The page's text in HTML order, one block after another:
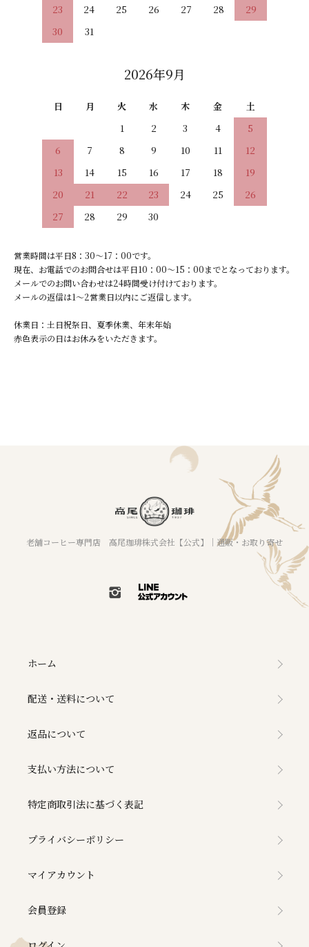
23
24 25 26 27 28
29
30
31
2026年9月
日 月 火 水 木 金
土
1
2 3 4
5
6
7 8 9 10 11
12
13
14 15 16 17 18
19
20
21 22 23 24 25
26
27
28 29 30
営業時間は平日8：30～17：00です。
現在、お電話でのお問合せは平日10：00～15：00までとなっております。
メールでのお問い合わせは24時間受け付けております。
メールの返信は1～2営業日以内にご返信します。
休業日：土日祝祭日、夏季休業、年末年始
赤色表示の日はお休みをいただきます。
老舗コーヒー専門店 高尾珈琲株式会社【公式】｜通販・お取り寄せ
ホーム
配送・送料について
返品について
支払い方法について
特定商取引法に基づく表記
プライバシーポリシー
マイアカウント
会員登録